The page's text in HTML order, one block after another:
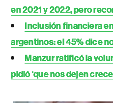
en 2021 y 2022, pero
Inclusión financiera
argentinos: el 45% dice
Manzur ratificó la
pidió ‘que nos dejen